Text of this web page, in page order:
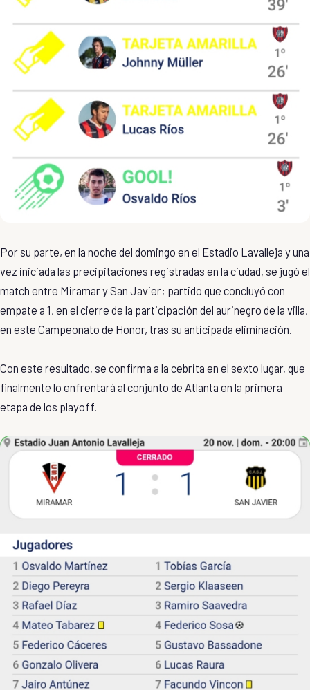
Por su parte, en la noche del domingo en el Estadio Lavalleja y una
vez iniciada las precipitaciones registradas en la ciudad, se jugó el
match entre Miramar y San Javier; partido que concluyó con
empate a 1, en el cierre de la participación del aurinegro de la villa,
en este Campeonato de Honor, tras su anticipada eliminación.
Con este resultado, se confirma a la cebrita en el sexto lugar, que
finalmente lo enfrentará al conjunto de Atlanta en la primera
etapa de los playoff.